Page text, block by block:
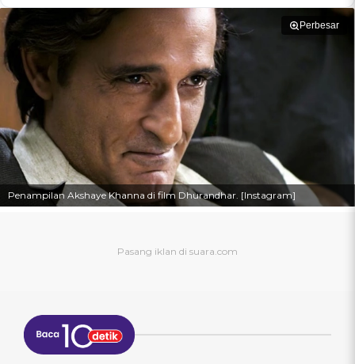
Perbesar
Penampilan Akshaye Khanna di film Dhurandhar. [Instagram]